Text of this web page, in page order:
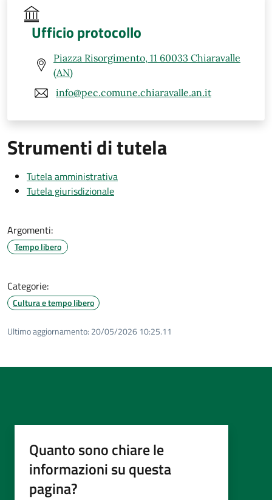
Ufficio protocollo
Piazza Risorgimento, 11 60033 Chiaravalle
(AN)
info@pec.comune.chiaravalle.an.it
Strumenti di tutela
Tutela amministrativa
Tutela giurisdizionale
Argomenti:
Tempo libero
Categorie:
Cultura e tempo libero
Ultimo aggiornamento: 20/05/2026 10:25.11
Quanto sono chiare le
informazioni su questa
pagina?